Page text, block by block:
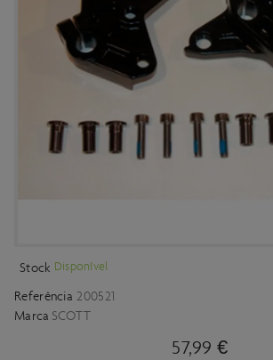
Stock Disponível
Referência 200521
Marca SCOTT
57,99 €